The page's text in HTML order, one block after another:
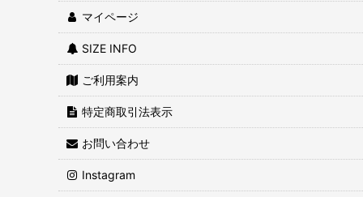
マイページ
SIZE INFO
ご利用案内
特定商取引法表示
お問い合わせ
Instagram